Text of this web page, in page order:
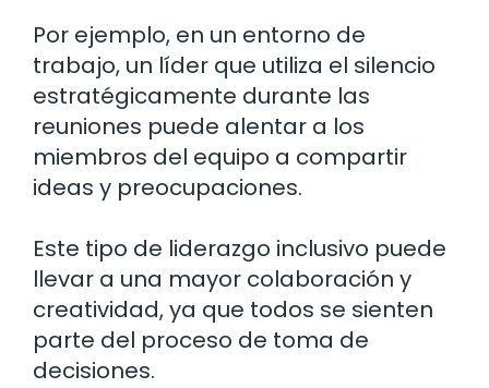
Por ejemplo, en un entorno de
trabajo, un líder que utiliza el silencio
estratégicamente durante las
reuniones puede alentar a los
miembros del equipo a compartir
ideas y preocupaciones.
Este tipo de liderazgo inclusivo puede
llevar a una mayor colaboración y
creatividad, ya que todos se sienten
parte del proceso de toma de
decisiones.